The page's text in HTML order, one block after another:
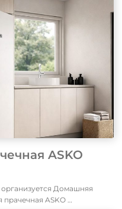
ASKO
Домашняя
прачечная ASKO …